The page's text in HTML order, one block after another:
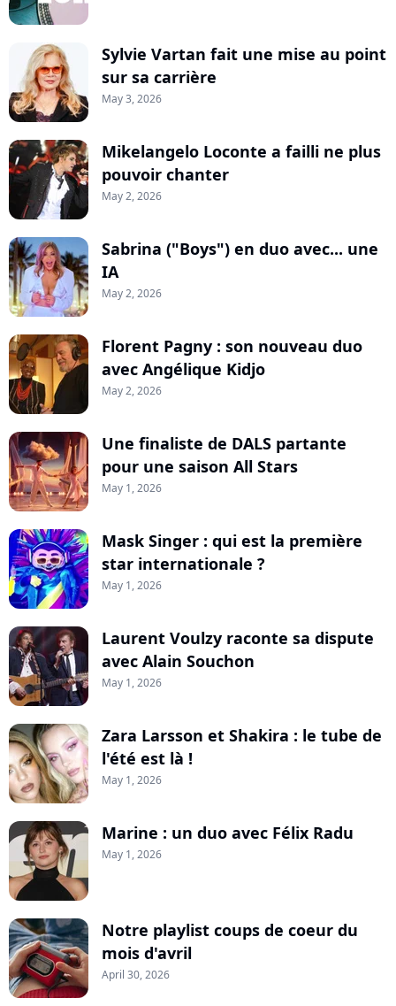
Sylvie Vartan fait une mise au point
sur sa carrière
May 3, 2026
Mikelangelo Loconte a failli ne plus
pouvoir chanter
May 2, 2026
Sabrina ("Boys") en duo avec... une
IA
May 2, 2026
Florent Pagny : son nouveau duo
avec Angélique Kidjo
May 2, 2026
Une finaliste de DALS partante
pour une saison All Stars
May 1, 2026
Mask Singer : qui est la première
star internationale ?
May 1, 2026
Laurent Voulzy raconte sa dispute
avec Alain Souchon
May 1, 2026
Zara Larsson et Shakira : le tube de
l'été est là !
May 1, 2026
Marine : un duo avec Félix Radu
May 1, 2026
Notre playlist coups de coeur du
mois d'avril
April 30, 2026